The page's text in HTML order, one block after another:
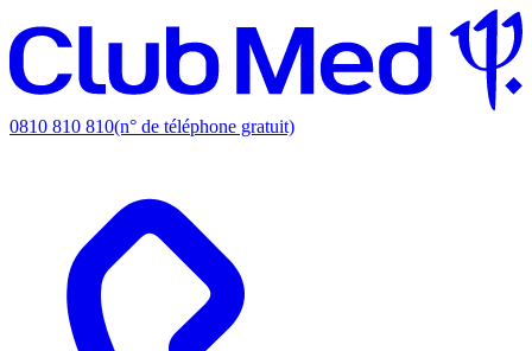
0810 810 810(n° de téléphone gratuit)